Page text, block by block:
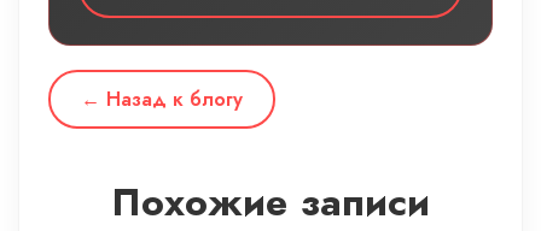
← Назад к блогу
Похожие записи